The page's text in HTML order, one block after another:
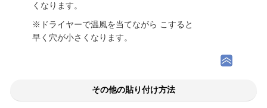
くなります。
※ドライヤーで温風を当てながら こすると
早く穴が小さくなります。
その他の貼り付け方法